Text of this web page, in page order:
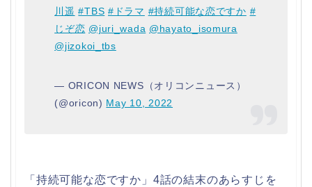
川遥 #TBS #ドラマ #持続可能な恋ですか #
じぞ恋 @juri_wada @hayato_isomura
@jizokoi_tbs
— ORICON NEWS（オリコンニュース）
(@oricon) May 10, 2022
「持続可能な恋ですか」4話の結末のあらすじを